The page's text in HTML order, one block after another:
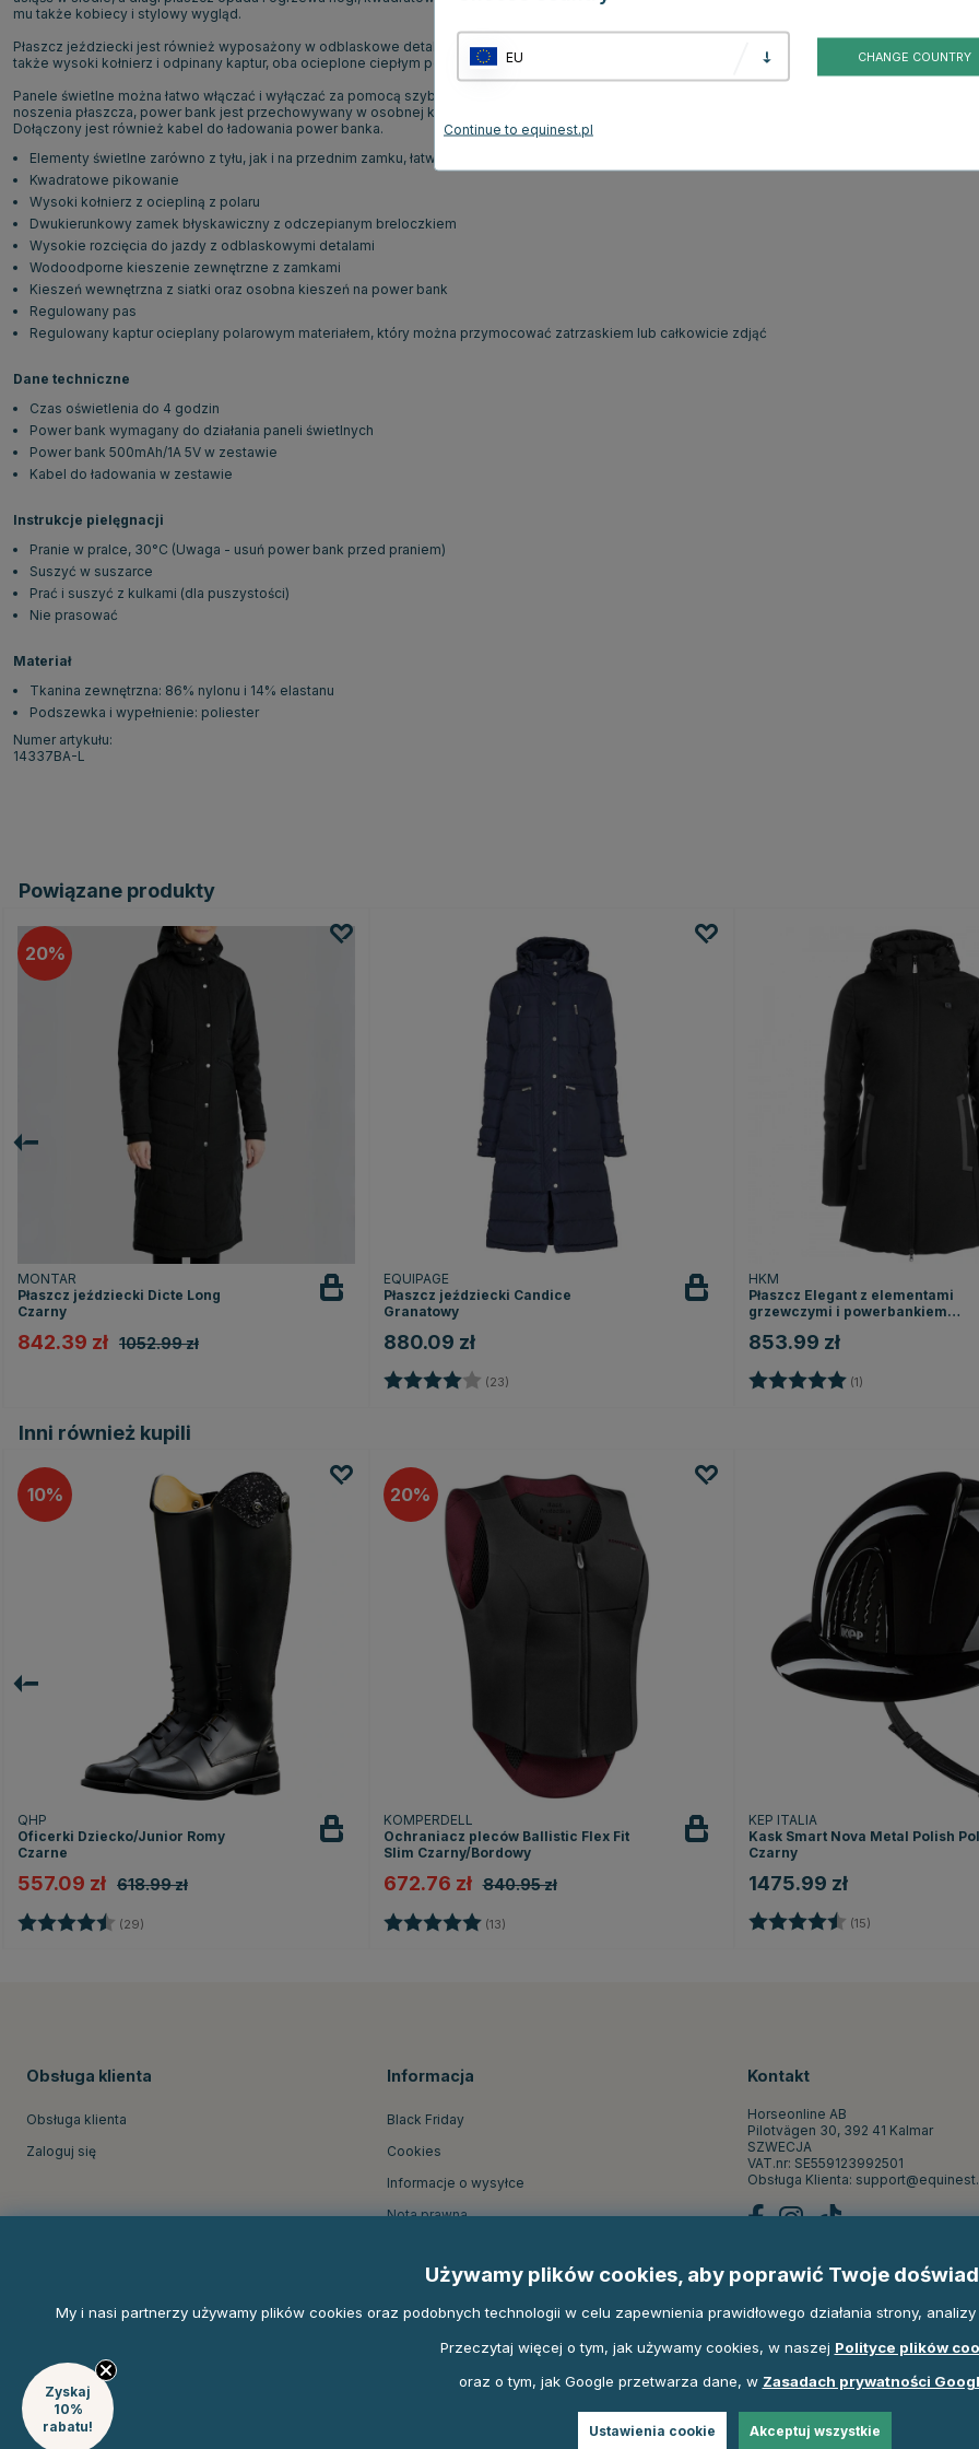
mu także kobiecy i stylowy wygląd.
Płaszcz jeździecki jest również wyposażony w odblaskowe detale, wodoodporne kieszenie zewnętrzne oraz praktyczną kieszeń wewnętrzną, a
także wysoki kołnierz i odpinany kaptur, oba ocieplone ciepłym polarem.
Panele świetlne można łatwo włączać i wyłączać za pomocą szybkiego naciśnięcia przycisku, a zasilane są dołączonym power bankiem. Podczas
noszenia płaszcza, power bank jest przechowywany w osobnej kieszeni - gdzie znajduje się również kabel łączący z panelami świetlnymi.
Dołączony jest również kabel do ładowania power banka.
Elementy świetlne zarówno z tyłu, jak i na przednim zamku, łatwo włączane i wyłączane za pomocą szybkiego naciśnięcia przycisku
Kwadratowe pikowanie
Wysoki kołnierz z ociepliną z polaru
Dwukierunkowy zamek błyskawiczny z odczepianym breloczkiem
Wysokie rozcięcia do jazdy z odblaskowymi detalami
Wodoodporne kieszenie zewnętrzne z zamkami
Kieszeń wewnętrzna z siatki oraz osobna kieszeń na power bank
Regulowany pas
Regulowany kaptur ocieplany polarowym materiałem, który można przymocować zatrzaskiem lub całkowicie zdjąć
Dane techniczne
Czas oświetlenia do 4 godzin
Power bank wymagany do działania paneli świetlnych
Power bank 500mAh/1A 5V w zestawie
Kabel do ładowania w zestawie
Instrukcje pielęgnacji
Pranie w pralce, 30°C (Uwaga - usuń power bank przed praniem)
Suszyć w suszarce
Prać i suszyć z kulkami (dla puszystości)
Nie prasować
Materiał
Tkanina zewnętrzna: 86% nylonu i 14% elastanu
Podszewka i wypełnienie: poliester
Numer artykułu:
14337BA-L
Powiązane produkty
20
MONTAR
Płaszcz jeździecki Dicte Long
Czarny
842.39 zł 1052.99 zł
EQUIPAGE
Płaszcz jeździecki Candice
Granatowy
880.09 zł
Ocena: (23)
HKM
Płaszcz Elegant z elementami
grzewczymi i powerbankiem
853.99 zł
Ocena: (1)
Inni również kupili
10
QHP
Oficerki Dziecko/Junior Romy
Czarne
557.09 zł 618.99 zł
Ocena: (29)
20
KOMPERDELL
Ochraniacz pleców Ballistic Flex Fit
Slim Czarny/Bordowy
672.76 zł 840.95 zł
Ocena: (13)
KEP ITALIA
Kask Smart Nova Metal Polish
Czarny
1475.99 zł
Ocena: (15)
Obsługa klienta
Obsługa klienta
Zaloguj się
Informacja
Black Friday
Cookies
Informacje o wysyłce
Nota prawna
Regulamin sklepu
Kontakt
Horseonline AB
Pilotvägen 30, 392 41 Kalmar
SZWECJA
VAT.nr: SE559123992501
Obsługa Klienta:
Używamy plików cookies, aby poprawić Twoje
My i nasi partnerzy używamy plików cookies oraz podobnych technologii w celu zapewnienia prawidłowego działania strony,
Przeczytaj więcej o tym, jak używamy cookies, w naszej Polityce plików
oraz o tym, jak Google przetwarza dane, w Zasadach prywatności
Ustawienia cookie Akceptuj wszystkie
EU CHANGE COUNTRY
Continue to equinest.pl
Zyskaj
10%
rabatu!